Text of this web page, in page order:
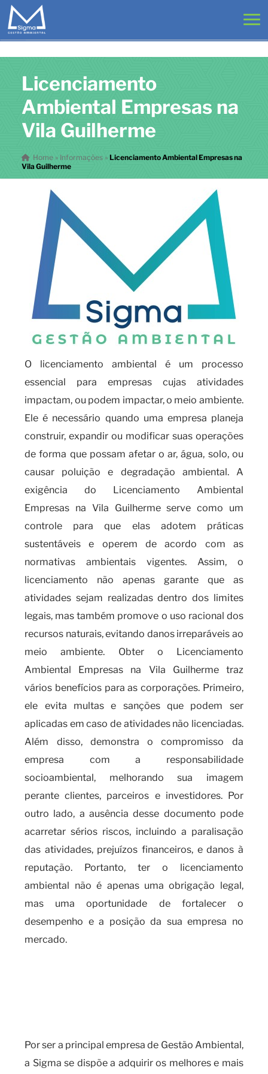
Licenciamento
Ambiental Empresas na
Vila Guilherme
Home» Informações » Licenciamento Ambiental Empresas na
Vila Guilherme
O licenciamento ambiental é um processo
essencial para empresas cujas atividades
impactam, ou podem impactar, o meio ambiente.
Ele é necessário quando uma empresa planeja
construir, expandir ou modificar suas operações
de forma que possam afetar o ar, água, solo, ou
causar poluição e degradação ambiental. A
exigência do Licenciamento Ambiental
Empresas na Vila Guilherme serve como um
controle para que elas adotem práticas
sustentáveis e operem de acordo com as
normativas ambientais vigentes. Assim, o
licenciamento não apenas garante que as
atividades sejam realizadas dentro dos limites
legais, mas também promove o uso racional dos
recursos naturais, evitando danos irreparáveis ao
meio ambiente. Obter o Licenciamento
Ambiental Empresas na Vila Guilherme traz
vários benefícios para as corporações. Primeiro,
ele evita multas e sanções que podem ser
aplicadas em caso de atividades não licenciadas.
Além disso, demonstra o compromisso da
empresa com a responsabilidade
socioambiental, melhorando sua imagem
perante clientes, parceiros e investidores. Por
outro lado, a ausência desse documento pode
acarretar sérios riscos, incluindo a paralisação
das atividades, prejuízos financeiros, e danos à
reputação. Portanto, ter o licenciamento
ambiental não é apenas uma obrigação legal,
mas uma oportunidade de fortalecer o
desempenho e a posição da sua empresa no
mercado.
Por ser a principal empresa de Gestão Ambiental,
a Sigma se dispõe a adquirir os melhores e mais